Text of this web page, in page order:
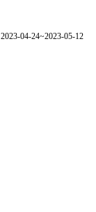
2023-04-24~2023-05-12